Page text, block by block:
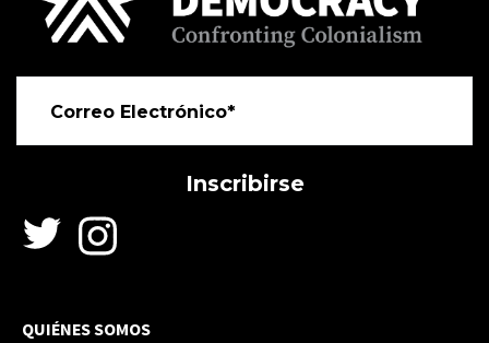
Correo Electrónico*
QUIÉNES SOMOS